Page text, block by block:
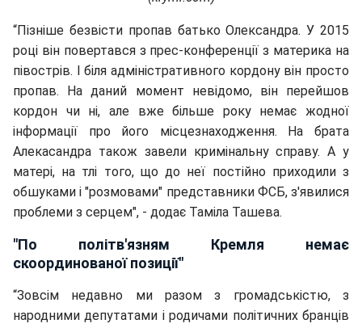
“Пізніше безвісти пропав батько Олександра. У 2015
році він повертався з прес-конференції з материка на
півострів. І біля адміністративного кордону він просто
пропав. На даний момент невідомо, він перейшов
кордон чи ні, але вже більше року немає жодної
інформації про його місцезнаходження. На брата
Алекасандра також завели кримінальну справу. А у
матері, на тлі того, що до неї постійно приходили з
обшуками і "розмовами" представники ФСБ, з'явилися
проблеми з серцем", - додає Таміла Ташева.
"По політв'язням Кремля немає
скоординованої позиції"
“Зовсім недавно ми разом з громадськістю, з
народними депутатами і родичами політичних бранців